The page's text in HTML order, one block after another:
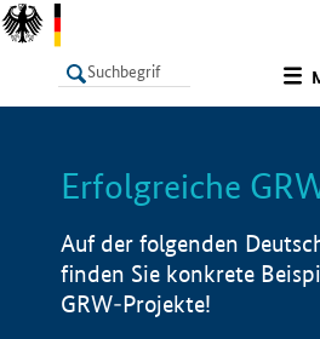
LISTE
Erfolgreiche
Auf der folgenden
finden Sie konkrete
GRW-Projekte!